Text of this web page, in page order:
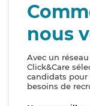
nous
Avec un
Click&Care
candidats
besoins de